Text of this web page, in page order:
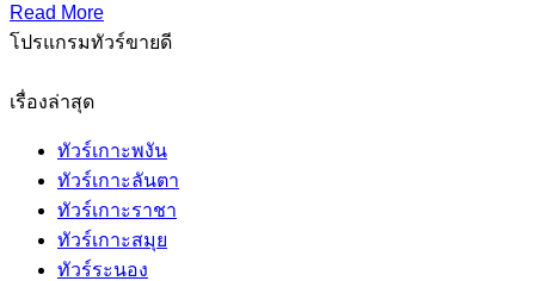
Read More
โปรแกรมทัวร์ขายดี
เรื่องล่าสุด
ทัวร์เกาะพงัน
ทัวร์เกาะลันตา
ทัวร์เกาะราชา
ทัวร์เกาะสมุย
ทัวร์ระนอง